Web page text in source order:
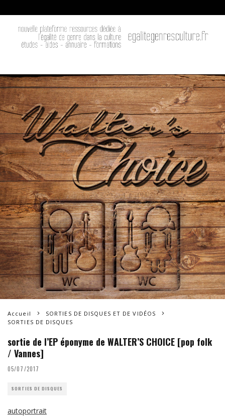
Accueil
SORTIES DE DISQUES ET DE VIDÉOS
SORTIES DE DISQUES
sortie de l’EP éponyme de WALTER’S CHOICE [pop folk
/ Vannes]
05/07/2017
SORTIES DE DISQUES
autoportrait